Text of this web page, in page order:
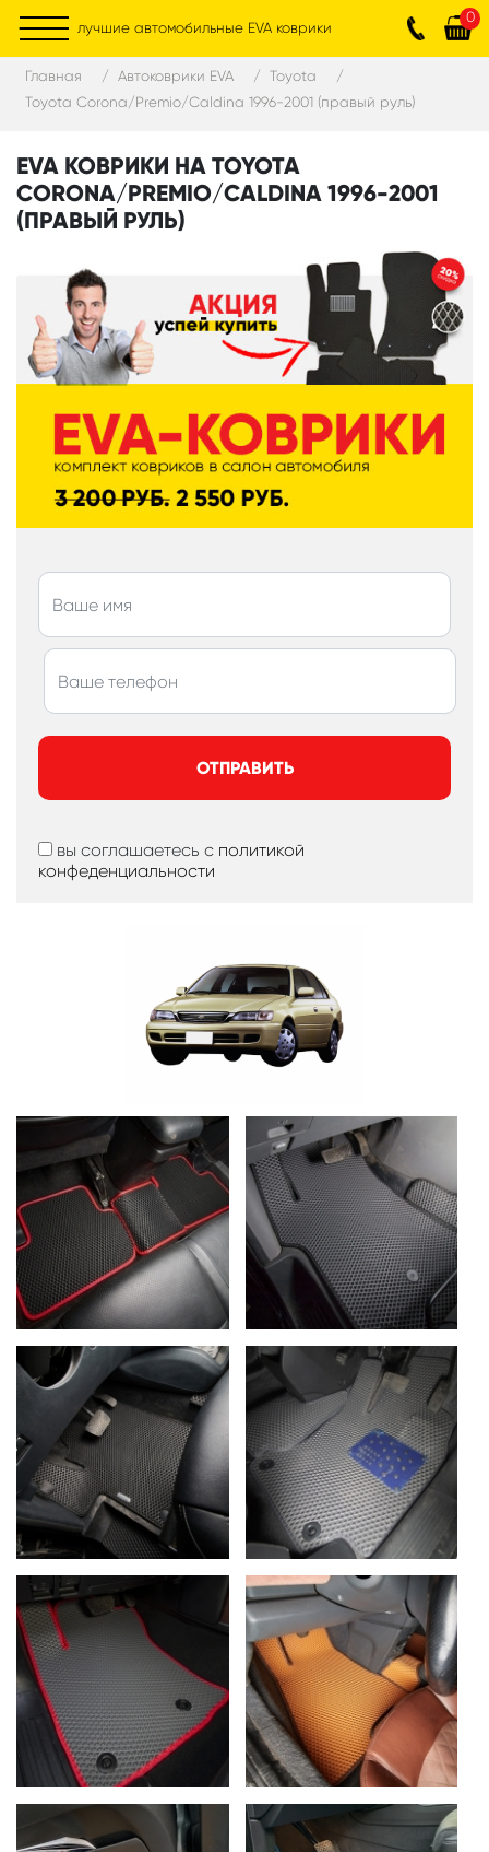
лучшие автомобильные EVA коврики
0
Главная Автоковрики EVA
Toyota
Toyota Corona/Premio/Caldina 1996-2001 (правый руль)
EVA КОВРИКИ НА TOYOTA
CORONA/PREMIO/CALDINA 1996-2001
(ПРАВЫЙ РУЛЬ)
ОТПРАВИТЬ
вы соглашаетесь с политикой
конфеденциальности